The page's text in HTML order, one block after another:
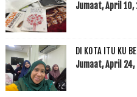
►Disember(1)
►November(7)
►September (15)
►Ogos(5)
►Julai(7)
Jumaat, April 10,
DI KOTA ITU KU
Jumaat, April 24,